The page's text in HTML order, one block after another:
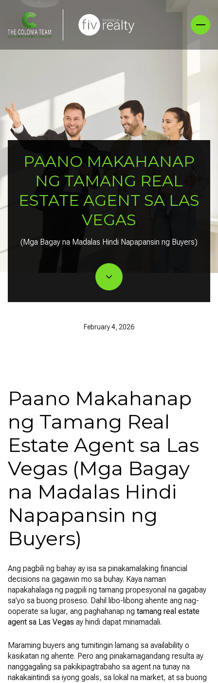
PAANO MAKAHANAP
NG TAMANG REAL
ESTATE AGENT SA LAS
VEGAS
(Mga Bagay na Madalas Hindi Napapansin ng Buyers)
February 4, 2026
Paano Makahanap
ng Tamang Real
Estate Agent sa Las
Vegas (Mga Bagay
na Madalas Hindi
Napapansin ng
Buyers)
Ang pagbili ng bahay ay isa sa pinakamalaking financial
decisions na gagawin mo sa buhay. Kaya naman
napakahalaga ng pagpili ng tamang propesyonal na gagabay
sa’yo sa buong proseso. Dahil libo-libong ahente ang nag-
ooperate sa lugar, ang paghahanap ng tamang real estate
agent sa Las Vegas ay hindi dapat minamadali.
Maraming buyers ang tumitingin lamang sa availability o
kasikatan ng ahente. Pero ang pinakamagandang resulta ay
nanggagaling sa pakikipagtrabaho sa agent na tunay na
nakakaintindi sa iyong goals, sa lokal na market, at sa buong